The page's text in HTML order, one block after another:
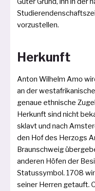
vorzustellen.
Herkunft
Anton Wilhelm Amo
an der
genaue eth­ni­sche
Herkunft sind nicht
sklavt und nach
den Hof des Herzogs
Braunschweig
ande­ren Höfen der
Statussymbol. 1708
sei­ner Herren getauft.